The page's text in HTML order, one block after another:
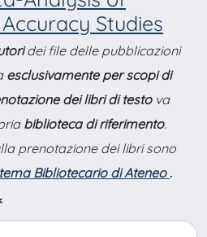
Studies
dei file delle pubblicazioni
esclusivamente per scopi di
dei libri di testova
biblioteca di riferimento.
prenotazione dei libri sono
Bibliotecario di Ateneo .